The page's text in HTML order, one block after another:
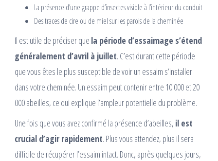
La présence d’une grappe d’insectes visible à l’intérieur du conduit
Des traces de cire ou de miel sur les parois de la cheminée
Il est utile de préciser que la période d’essaimage s’étend
généralement d’avril à juillet. C’est durant cette période
que vous êtes le plus susceptible de voir un essaim s’installer
dans votre cheminée. Un essaim peut contenir entre 10 000 et 20
000 abeilles, ce qui explique l’ampleur potentielle du problème.
Une fois que vous avez confirmé la présence d’abeilles, il est
crucial d’agir rapidement. Plus vous attendez, plus il sera
difficile de récupérer l’essaim intact. Donc, après quelques jours,